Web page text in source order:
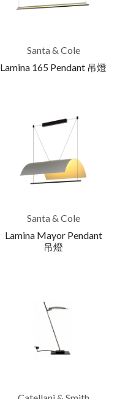
Santa & Cole
Lamina 165 Pendant 吊燈
Santa & Cole
Lamina Mayor Pendant
吊燈